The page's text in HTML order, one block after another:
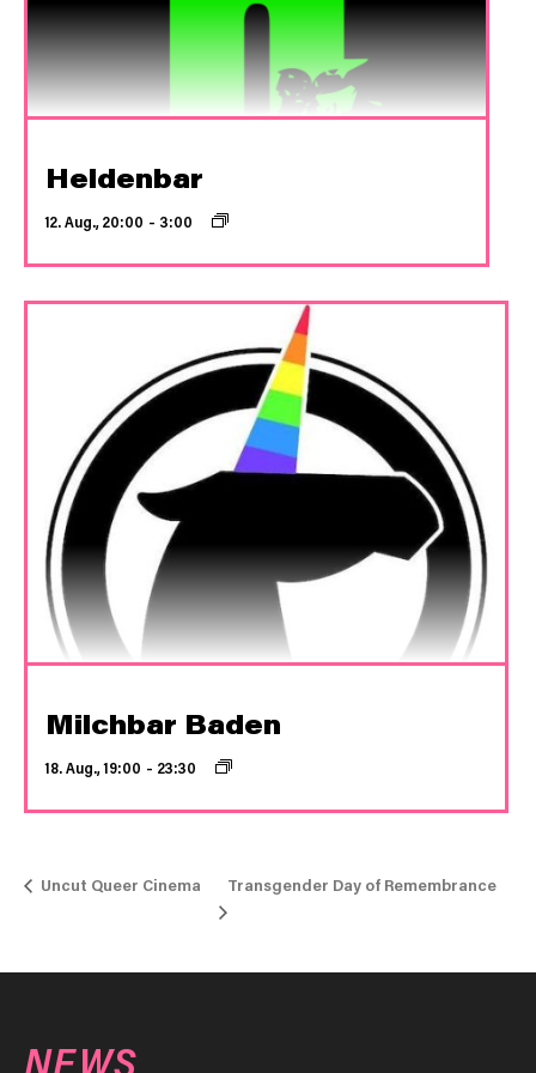
Heldenbar
12. Aug., 20:00 – 3:00
Milchbar Baden
18. Aug., 19:00 – 23:30
Uncut Queer Cinema Transgender Day of Remembrance